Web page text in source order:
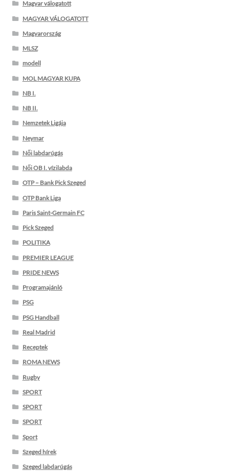
Magyar válogatott
MAGYAR VÁLOGATOTT
Magyarország
MLSZ
modell
MOL MAGYAR KUPA
NB I.
NB II.
Nemzetek Ligája
Neymar
Női labdarúgás
Női OB I. vízilabda
OTP – Bank Pick Szeged
OTP Bank Liga
Paris Saint-Germain FC
Pick Szeged
POLITIKA
PREMIER LEAGUE
PRIDE NEWS
Programajánló
PSG
PSG Handball
Real Madrid
Receptek
ROMA NEWS
Rugby
SPORT
SPORT
SPORT
Sport
Szeged hírek
Szeged labdarúgás